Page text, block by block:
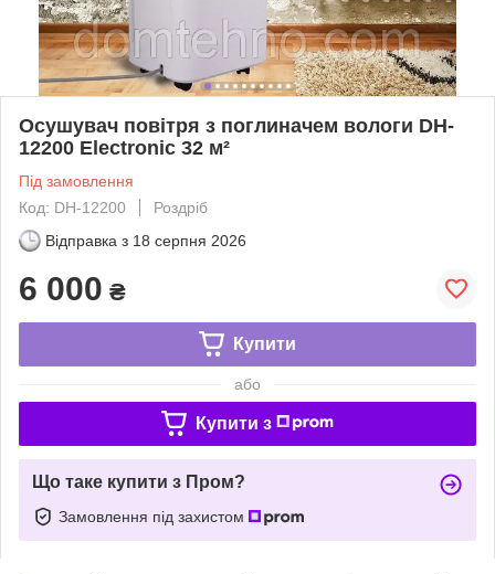
Осушувач повітря з поглиначем вологи DH-
12200 Electronic 32 м²
Під замовлення
Код: DH-12200
Роздріб
Відправка з 18 серпня 2026
6 000 ₴
Купити
або
Купити з
Що таке купити з Пром?
Замовлення під захистом